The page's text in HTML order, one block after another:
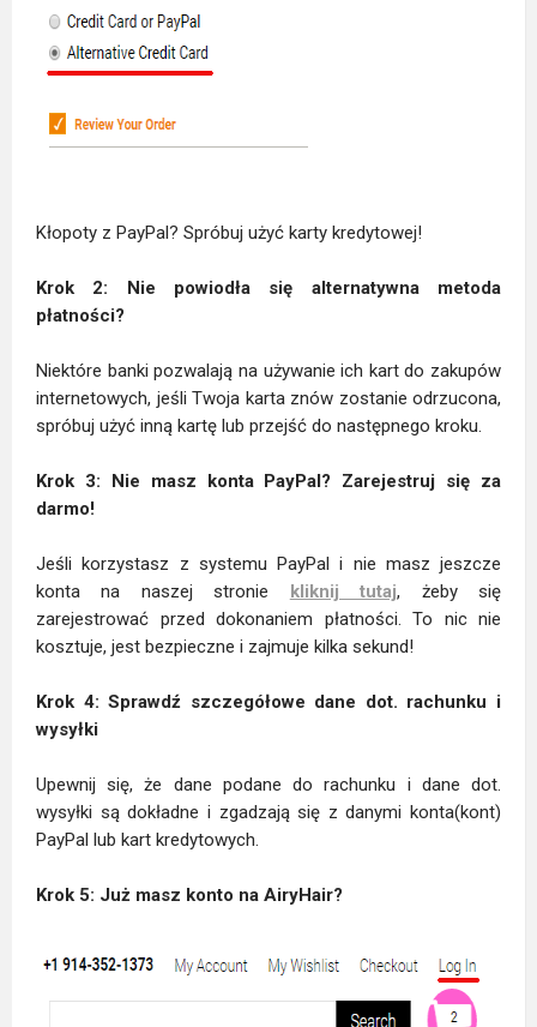
Kłopoty z PayPal? Spróbuj użyć karty kredytowej!
Krok 2: Nie powiodła się alternatywna metoda
płatności?
Niektóre banki pozwalają na używanie ich kart do zakupów
internetowych, jeśli Twoja karta znów zostanie odrzucona,
spróbuj użyć inną kartę lub przejść do następnego kroku.
Krok 3: Nie masz konta PayPal? Zarejestruj się za
darmo!
Jeśli korzystasz z systemu PayPal i nie masz jeszcze
konta na naszej stronie kliknij tutaj, żeby się
zarejestrować przed dokonaniem płatności. To nic nie
kosztuje, jest bezpieczne i zajmuje kilka sekund!
Krok 4: Sprawdź szczegółowe dane dot. rachunku i
wysyłki
Upewnij się, że dane podane do rachunku i dane dot.
wysyłki są dokładne i zgadzają się z danymi konta(kont)
PayPal lub kart kredytowych.
Krok 5: Już masz konto na AiryHair?